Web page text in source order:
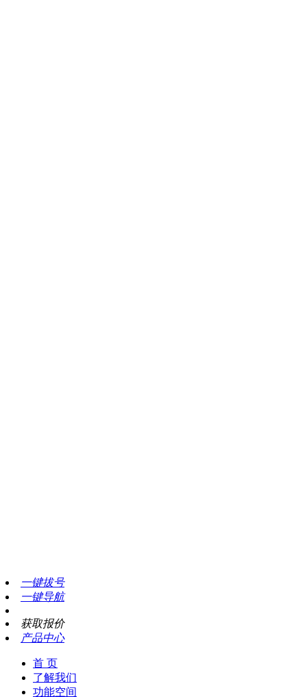
一键拔号
一键导航
获取报价
产品中心
首 页
了解我们
功能空间